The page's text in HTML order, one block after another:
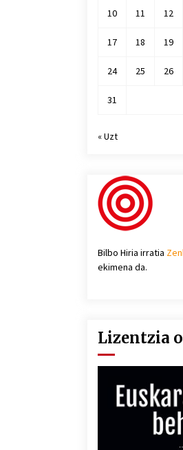
10 11 12
17 18 19
24 25 26
31
« Uzt
Bilbo Hiria irratia
ekimena da.
Lizentzia